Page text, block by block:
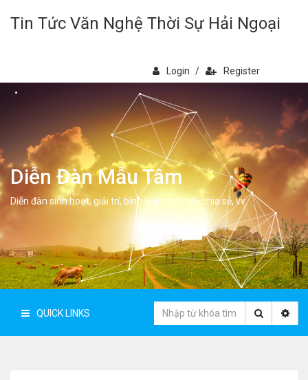
Tin Tức Văn Nghệ Thời Sự Hải Ngoại
Login / Register
Diễn Đàn Mẫu Tâm
Diễn đàn sinh hoạt, giải trí, bình luân, học hỏi, chia sẻ, vv.
QUICK LINKS